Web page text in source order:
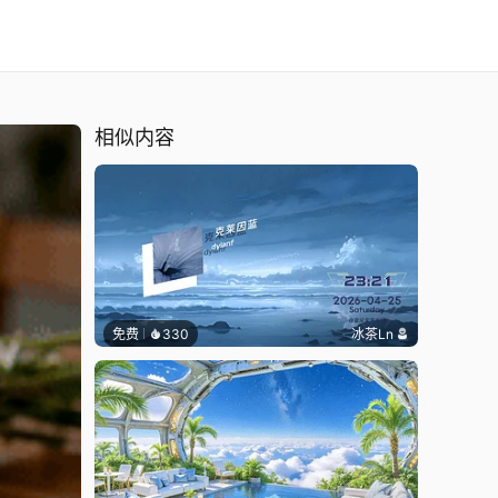
相似内容
免费 330 冰茶Ln